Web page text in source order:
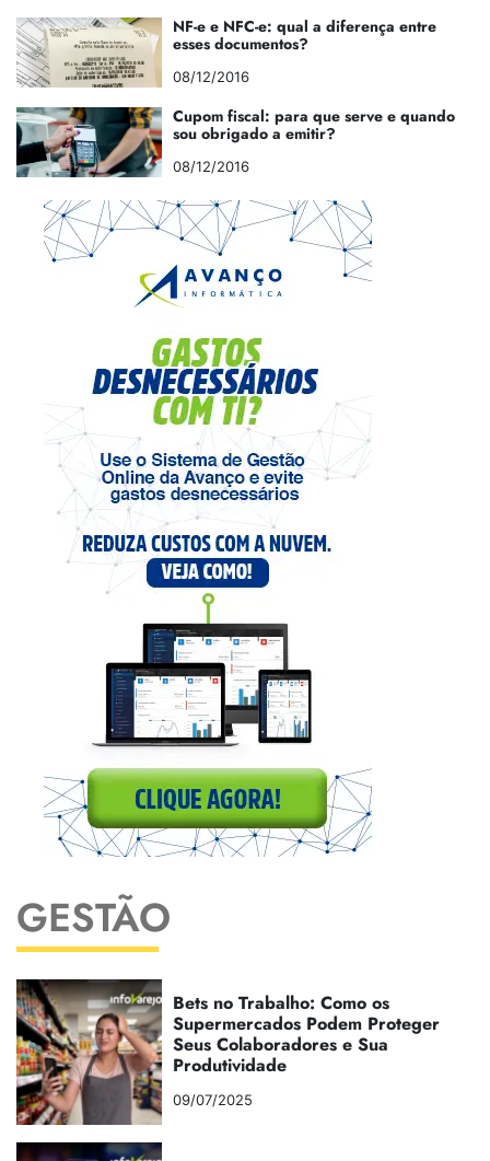
NF-e e NFC-e: qual a diferença entre
esses documentos?
08/12/2016
Cupom fiscal: para que serve e quando
sou obrigado a emitir?
08/12/2016
GESTÃO
Bets no Trabalho: Como os
Supermercados Podem Proteger
Seus Colaboradores e Sua
Produtividade
09/07/2025